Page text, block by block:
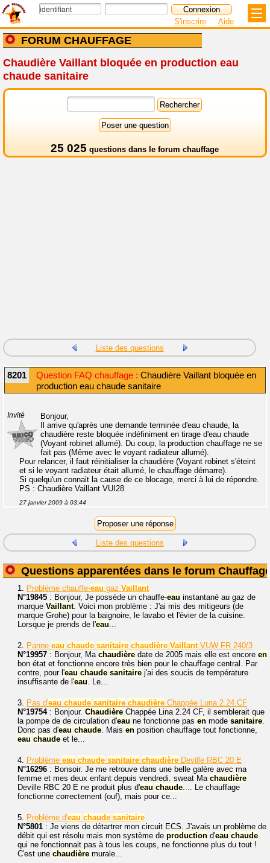
FORUM CHAUFFAGE
S'inscrire Aide
Chaudière Vaillant bloquée en production eau
chaude sanitaire
25 025 questions dans le forum chauffage
Liste des questions
8201 Question FAQ chauffage : Chaudière Vaillant bloquée en
production eau chaude sanitaire
Invité
Bonjour,
Il arrive qu'après une demande terminée d'eau chaude, la
chaudière reste bloquée indéfiniment en tirage d'eau chaude
(Voyant robinet allumé). Du coup, la production chauffage ne se
fait pas (Même avec le voyant radiateur allumé).
Pour relancer, il faut réinitialiser la chaudière (Voyant robinet s'éteint
et si le voyant radiateur était allumé, le chauffage démarre).
Si quelqu'un connait la cause de ce blocage, merci à lui de répondre.
PS : Chaudière Vaillant VUI28
27 janvier 2009 à 03:44
Liste des questions
Questions apparentées dans le forum
1. Problème chauffe-eau gaz Vaillant
N°19845 : Bonjour, Je possède un chauffe-eau instantané au gaz de
marque Vaillant. Voici mon problème : J'ai mis des mitigeurs (de
marque Grohe) pour la baignoire, le lavabo et l'évier de la cuisine.
Lorsque je prends de l'eau...
2. Panne eau chaude sanitaire chaudière VaillantVUW FR 240/3
N°19957 : Bonjour, Ma chaudière date de 2005 mais elle est encore en
bon état et fonctionne encore très bien pour le chauffage central. Par
contre, pour l'eau chaude sanitaire j'ai des soucis de température
insuffisante de l'eau. Le...
3. Pas d'eau chaude sanitaire chaudière Chappée Luna 2.24 CF
N°19754: Bonjour. Chaudière Chappée Lina 2.24 CF, il semblerait que
la pompe de de circulation d'eau ne fonctionne pas en mode sanitaire.
Donc pas d'eau chaude. Mais en position chauffage tout fonctionne,
eau chaude et le...
4. Problème eau chaude sanitaire chaudière Deville RBC 20 E
N°16296 : Bonsoir. Je me retrouve dans une belle galère avec ma
femme et mes deux enfant depuis vendredi. sweat Ma chaudière
Deville RBC 20 E ne produit plus d'eau chaude.... Le chauffage
fonctionne correctement (ouf), mais pour ce...
5. Problème d'eau chaude sanitaire
N°5801 : Je viens de détartrer mon circuit ECS. J'avais un problème de
débit qui est résolu mais mon système de production d'eau chaude
qui ne fonctionnait pas à tous les coups, ne fonctionne plus du tout !
C'est une chaudière murale...